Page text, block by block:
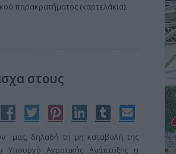
παρακρατήματος (καρτελάκια).
στους
μας, δηλαδή τη μη καταβολή της
Υπουργό Αγροτικής Ανάπτυξης η